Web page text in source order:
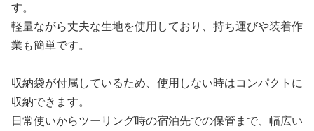
す。
軽量ながら丈夫な生地を使用しており、持ち運びや装着作
業も簡単です。
収納袋が付属しているため、使用しない時はコンパクトに
収納できます。
日常使いからツーリング時の宿泊先での保管まで、幅広い